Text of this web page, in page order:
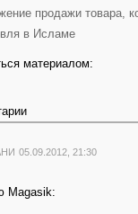
продажи товара,
в Исламе
материалом:
05.09.2012, 21:30
Magasik: